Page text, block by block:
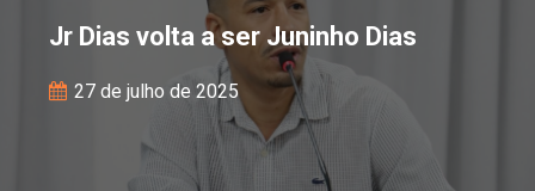
Jr Dias volta a ser Juninho Dias
27 de julho de 2025